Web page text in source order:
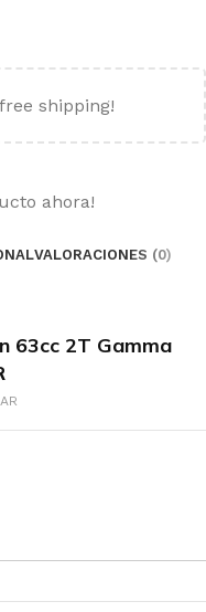
shipping!
ahora!
VALORACIONES (0)
63cc 2T Gamma